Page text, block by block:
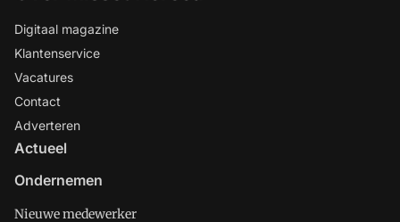
Digitaal magazine
Klantenservice
Vacatures
Contact
Adverteren
Actueel
Ondernemen
Nieuwe medewerker